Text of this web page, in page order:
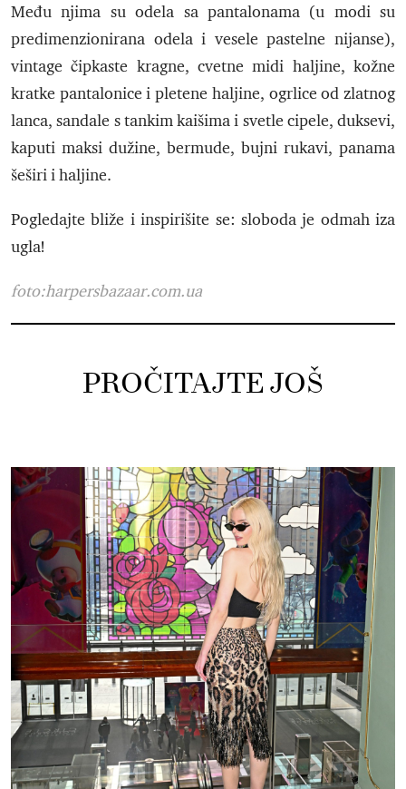
Među njima su odela sa pantalonama (u modi su
predimenzionirana odela i vesele pastelne nijanse),
vintage čipkaste kragne, cvetne midi haljine, kožne
kratke pantalonice i pletene haljine, ogrlice od zlatnog
lanca, sandale s tankim kaišima i svetle cipele, duksevi,
kaputi maksi dužine, bermude, bujni rukavi, panama
šeširi i haljine.
Pogledajte bliže i inspirišite se: sloboda je odmah iza
ugla!
foto:harpersbazaar.com.ua
PROČITAJTE JOŠ